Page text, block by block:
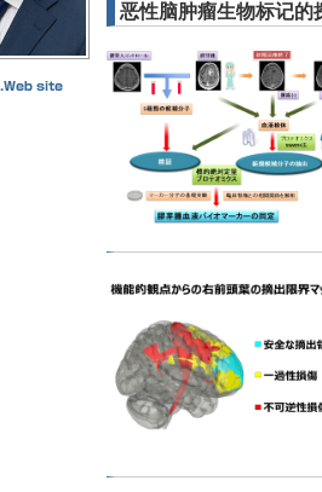
恶性脑肿瘤生物标记的